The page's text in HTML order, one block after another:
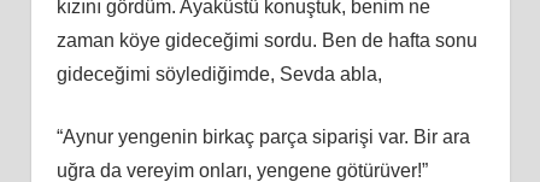
kızını gördüm. Ayaküstü konuştuk, benim ne
zaman köye gideceğimi sordu. Ben de hafta sonu
gideceğimi söylediğimde, Sevda abla,
“Aynur yengenin birkaç parça siparişi var. Bir ara
uğra da vereyim onları, yengene götürüver!”